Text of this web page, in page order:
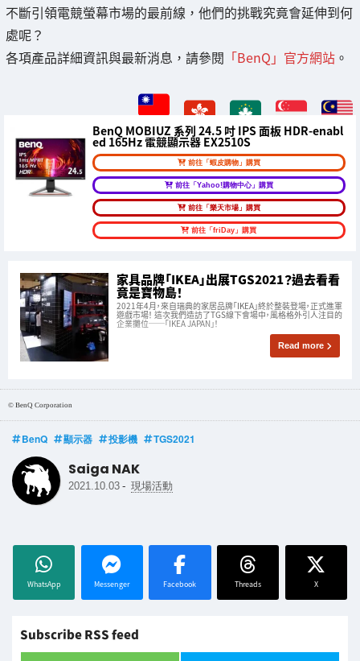
不斷引領電競螢幕市場的最前線，他們的挑戰究竟會延伸到何
處呢？
各項產品詳細資訊與最新消息，請參閱 「BenQ」官方網站 。
BenQ MOBIUZ 系列 24.5 吋 IPS 面板 HDR-enabl
ed 165Hz 電競顯示器 EX2510S
前往「蝦皮購物」購買
前往「Yahoo!購物中心」購買
前往「樂天市場」購買
前往「friDay」購買
家具品牌「IKEA」出展TGS2021？過去看看
竟是寶物島！
2021年4月，來自瑞典的家居品牌「IKEA」終於整裝登場，正式進軍
遊戲市場！ 這次我們造訪了TGS線下會場中，風格格外引人注目的
企業攤位──「IKEA JAPAN」！
Read more
© BenQ Corporation
BenQ 顯示器 投影機 TGS2021
Saiga NAK
2021.10.03 - 現場活動
WhatsApp Messenger Facebook Threads X
Subscribe RSS feed